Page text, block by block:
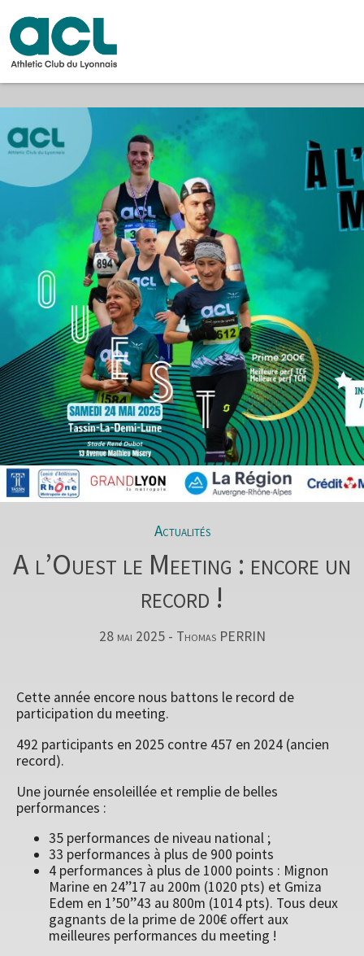
Actualités
A l’Ouest le Meeting : encore un
record !
28 mai 2025 - Thomas PERRIN
Cette année encore nous battons le record de
participation du meeting.
492 participants en 2025 contre 457 en 2024 (ancien
record).
Une journée ensoleillée et remplie de belles
performances :
35 performances de niveau national ;
33 performances à plus de 900 points
4 performances à plus de 1000 points : Mignon
Marine en 24’’17 au 200m (1020 pts) et Gmiza
Edem en 1’50’’43 au 800m (1014 pts). Tous deux
gagnants de la prime de 200€ offert aux
meilleures performances du meeting !